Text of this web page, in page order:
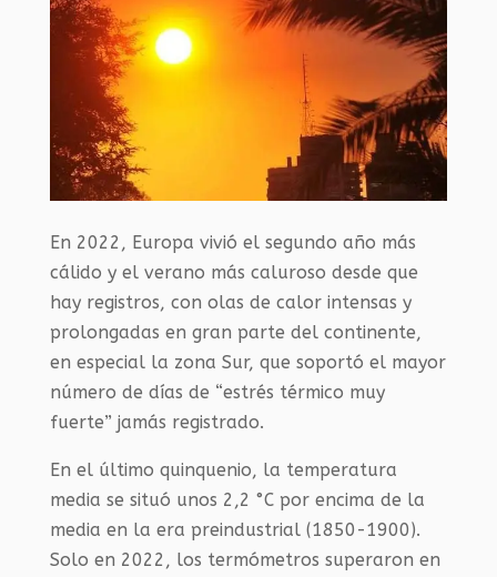
En 2022, Europa vivió el segundo año más
cálido y el verano más caluroso desde que
hay registros, con olas de calor intensas y
prolongadas en gran parte del continente,
en especial la zona Sur, que soportó el mayor
número de días de “estrés térmico muy
fuerte” jamás registrado.
En el último quinquenio, la temperatura
media se situó unos 2,2 °C por encima de la
media en la era preindustrial (1850-1900).
Solo en 2022, los termómetros superaron en